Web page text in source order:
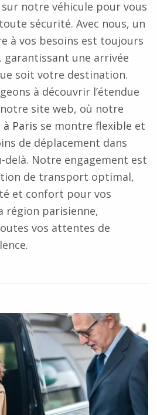
notre véhicule pour vous
sécurité. Avec nous, un
à vos besoins est toujours
une arrivée
soit votre destination.
à découvrir l’étendue
site web, où notre
Paris se montre flexible et
de déplacement dans
delà. Notre engagement est
de transport optimal,
et confort pour vos
région parisienne,
vos attentes de